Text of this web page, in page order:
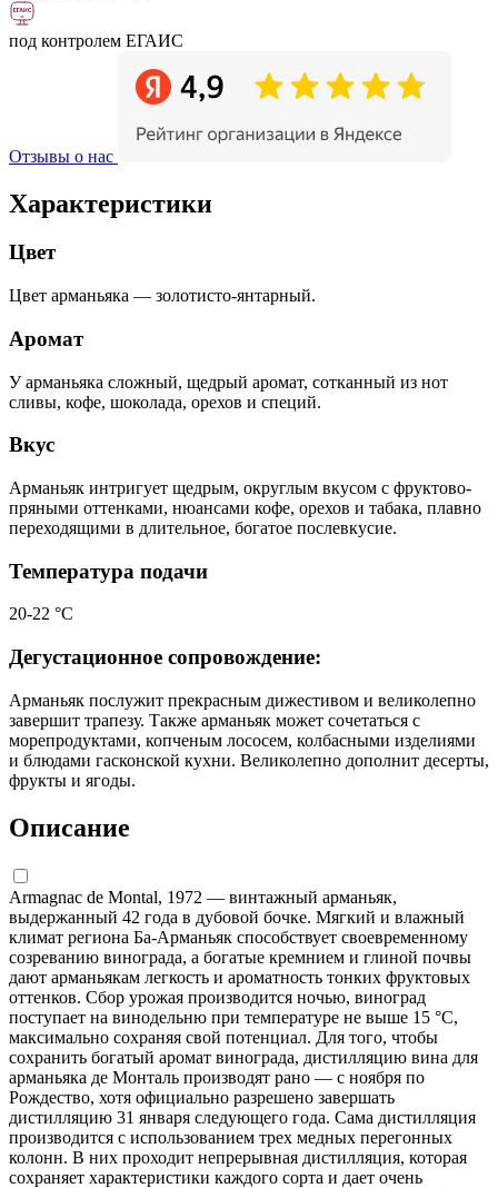
под контролем ЕГАИС
Отзывы о нас
Характеристики
Цвет
Цвет арманьяка — золотисто-янтарный.
Аромат
У арманьяка сложный, щедрый аромат, сотканный из нот
сливы, кофе, шоколада, орехов и специй.
Вкус
Арманьяк интригует щедрым, округлым вкусом с фруктово-
пряными оттенками, нюансами кофе, орехов и табака, плавно
переходящими в длительное, богатое послевкусие.
Температура подачи
20-22 °С
Дегустационное сопровождение:
Арманьяк послужит прекрасным дижестивом и великолепно
завершит трапезу. Также арманьяк может сочетаться с
морепродуктами, копченым лососем, колбасными изделиями
и блюдами гасконской кухни. Великолепно дополнит десерты,
фрукты и ягоды.
Описание
Armagnac de Montal, 1972 — винтажный арманьяк,
выдержанный 42 года в дубовой бочке. Мягкий и влажный
климат региона Ба-Арманьяк способствует своевременному
созреванию винограда, а богатые кремнием и глиной почвы
дают арманьякам легкость и ароматность тонких фруктовых
оттенков. Сбор урожая производится ночью, виноград
поступает на винодельню при температуре не выше 15 °С,
максимально сохраняя свой потенциал. Для того, чтобы
сохранить богатый аромат винограда, дистилляцию вина для
арманьяка де Монталь производят рано — с ноября по
Рождество, хотя официально разрешено завершать
дистилляцию 31 января следующего года. Сама дистилляция
производится с использованием трех медных перегонных
колонн. В них проходит непрерывная дистилляция, которая
сохраняет характеристики каждого сорта и дает очень